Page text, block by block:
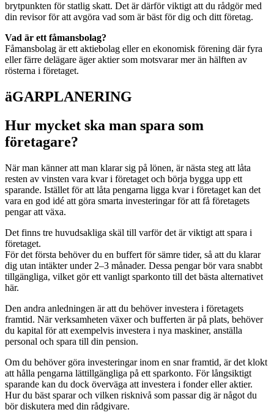
brytpunkten för statlig skatt. Det är därför viktigt att du rådgör med
din revisor för att avgöra vad som är bäst för dig och ditt företag.
Vad är ett fåmansbolag?
Fåmansbolag är ett aktiebolag eller en ekonomisk förening där fyra
eller färre delägare äger aktier som motsvarar mer än hälften av
rösterna i företaget.
äGARPLANERING
Hur mycket ska man spara som
företagare?
När man känner att man klarar sig på lönen, är nästa steg att låta
resten av vinsten vara kvar i företaget och börja bygga upp ett
sparande. Istället för att låta pengarna ligga kvar i företaget kan det
vara en god idé att göra smarta investeringar för att få företagets
pengar att växa.
Det finns tre huvudsakliga skäl till varför det är viktigt att spara i
företaget.
För det första behöver du en buffert för sämre tider, så att du klarar
dig utan intäkter under 2–3 månader. Dessa pengar bör vara snabbt
tillgängliga, vilket gör ett vanligt sparkonto till det bästa alternativet
här.
Den andra anledningen är att du behöver investera i företagets
framtid. När verksamheten växer och bufferten är på plats, behöver
du kapital för att exempelvis investera i nya maskiner, anställa
personal och spara till din pension.
Om du behöver göra investeringar inom en snar framtid, är det klokt
att hålla pengarna lättillgängliga på ett sparkonto. För långsiktigt
sparande kan du dock överväga att investera i fonder eller aktier.
Hur du bäst sparar och vilken risknivå som passar dig är något du
bör diskutera med din rådgivare.